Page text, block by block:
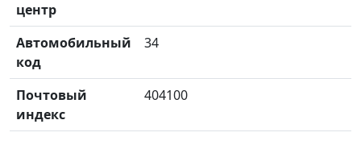
центр
Автомобильный
код
34
Почтовый
индекс
404100